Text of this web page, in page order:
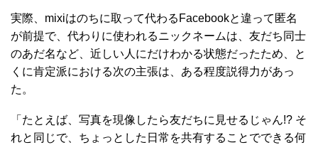
実際、mixiはのちに取って代わるFacebookと違って匿名
が前提で、代わりに使われるニックネームは、友だち同士
のあだ名など、近しい人にだけわかる状態だったため、と
くに肯定派における次の主張は、ある程度説得力があっ
た。
「たとえば、写真を現像したら友だちに見せるじゃん!? そ
れと同じで、ちょっとした日常を共有することでできる何